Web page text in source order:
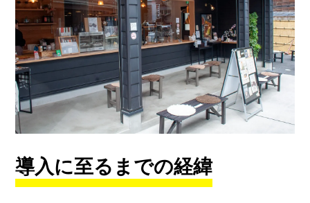
導入に至るまでの経緯